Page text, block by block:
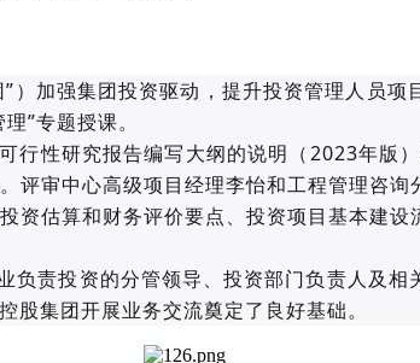
加强集团投资驱动，提升投资管理人员
”专题授课。
行性研究报告编写大纲的说明（2023年版
审中心高级项目经理李怡和工程管理咨
估算和财务评价要点、投资项目基本建
责投资的分管领导、投资部门负责人及
集团开展业务交流奠定了良好基础。